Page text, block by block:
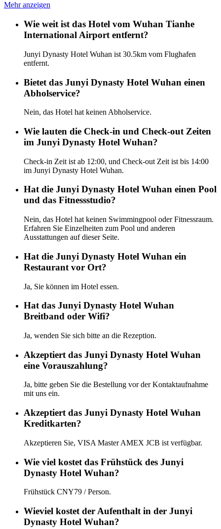
Mehr anzeigen
Wie weit ist das Hotel vom Wuhan Tianhe
International Airport entfernt?
Junyi Dynasty Hotel Wuhan ist 30.5km vom Flughafen
entfernt.
Bietet das Junyi Dynasty Hotel Wuhan einen
Abholservice?
Nein, das Hotel hat keinen Abholservice.
Wie lauten die Check-in und Check-out Zeiten
im Junyi Dynasty Hotel Wuhan?
Check-in Zeit ist ab 12:00, und Check-out Zeit ist bis 14:00
im Junyi Dynasty Hotel Wuhan.
Hat die Junyi Dynasty Hotel Wuhan einen Pool
und das Fitnessstudio?
Nein, das Hotel hat keinen Swimmingpool oder Fitnessraum.
Erfahren Sie Einzelheiten zum Pool und anderen
Ausstattungen auf dieser Seite.
Hat die Junyi Dynasty Hotel Wuhan ein
Restaurant vor Ort?
Ja, Sie können im Hotel essen.
Hat das Junyi Dynasty Hotel Wuhan
Breitband oder Wifi?
Ja, wenden Sie sich bitte an die Rezeption.
Akzeptiert das Junyi Dynasty Hotel Wuhan
eine Vorauszahlung?
Ja, bitte geben Sie die Bestellung vor der Kontaktaufnahme
mit uns ein.
Akzeptiert das Junyi Dynasty Hotel Wuhan
Kreditkarten?
Akzeptieren Sie, VISA Master AMEX JCB ist verfügbar.
Wie viel kostet das Frühstück des Junyi
Dynasty Hotel Wuhan?
Frühstück CNY79 / Person.
Wieviel kostet der Aufenthalt in der Junyi
Dynasty Hotel Wuhan?